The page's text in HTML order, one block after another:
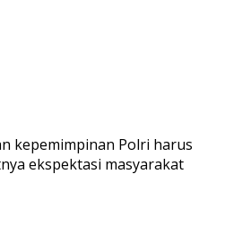
kepemimpinan Polri harus
ekspektasi masyarakat